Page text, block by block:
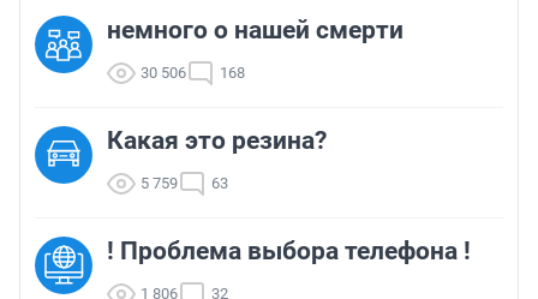
немного о нашей смерти
30 506 168
Какая это резина?
5 759 63
! Проблема выбора телефона !
1 806 32